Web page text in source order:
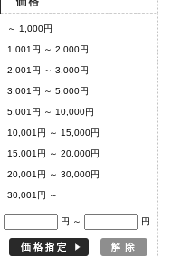
～ 1,000円
1,001円 ～ 2,000円
2,001円 ～ 3,000円
3,001円 ～ 5,000円
5,001円 ～ 10,000円
10,001円 ～ 15,000円
15,001円 ～ 20,000円
20,001円 ～ 30,000円
30,001円 ～
円 ～ 円